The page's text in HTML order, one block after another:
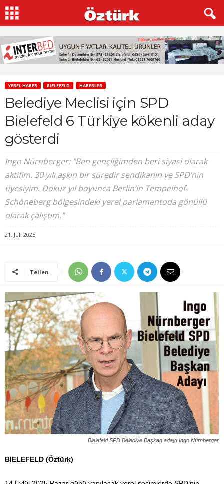
YEREL HABER BIELEFELD HABERLER
Belediye Meclisi için SPD
Bielefeld 6 Türkiye kökenli aday
gösterdi
Ingo Nürnberger: "Ben gençliğimden beri siyasi olarak
aktifim. 30 yılı aşkın bir süredir sendikanın ve SPD’nin
üyesiyim. Dokuz yıl boyunca Berlin’in Tempelhof-
Schöneberg bölgesindeki yerel parlamentoda gönüllü
olarak çalıştım."
21. Juli 2025
Teilen
Bielefeld SPD Belediye Başkan adayı Ingo Nürnberger
BIELEFELD (Öztürk)